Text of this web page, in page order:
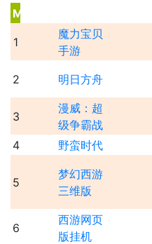
M
1
魔力宝贝
手游
2 明日方舟
3
漫威：超
级争霸战
4 野蛮时代
5
梦幻西游
三维版
6
西游网页
版挂机